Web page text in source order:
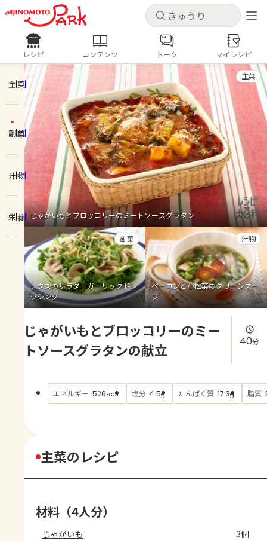
キャンセル
ログインするとレシピを保存できます
ログイン 新規登録
ホーム
コンテンツ
レシピ
トーク
よくあるお問い合わせ
お買い物
AJINOMOTO PARK とは
キャンセル
レシピ コンテンツ
人気の食材・レシピ
きゅうり なす トマト
とうもろこし
ピーマン
みょうが ゴーヤ
レシピ コンテンツ トーク マイレシピ
主菜
副菜
汁物
栄養 じゃがいもとブロッコリーのミートソースグラタン
主菜
レタスのサラダ ガーリックドレ
ッシング
副菜
ベーコンと小松菜のグリーンスー
プ
汁物
じゃがいもとブロッコリーのミー
トソースグラタンの献立
40分
エネルギー 526kcal 塩分 4.5g たんぱく質 17.3g 脂質
主菜のレシピ
材料（4人分）
じゃがいも 3個